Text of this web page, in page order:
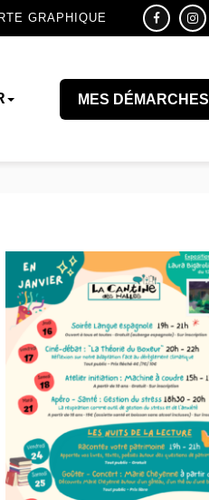
GRAPHIQUE
MES DÉMARCHES